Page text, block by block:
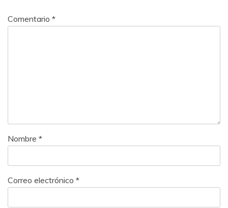
Comentario *
Nombre *
Correo electrónico *